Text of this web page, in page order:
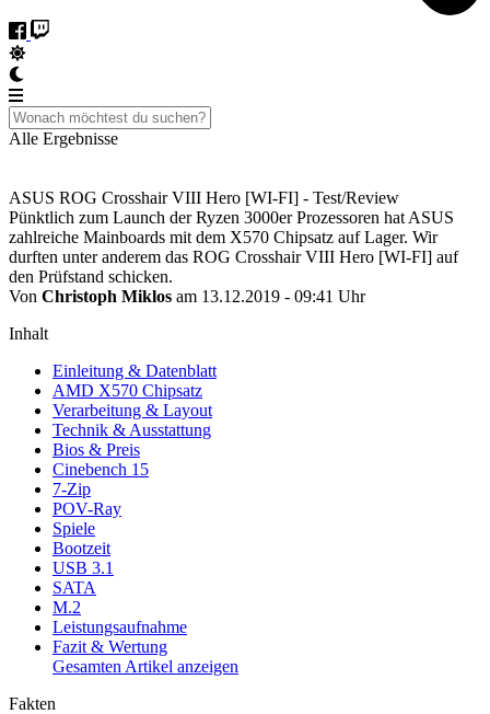
Alle Ergebnisse
ASUS ROG Crosshair VIII Hero [WI-FI] - Test/Review
Pünktlich zum Launch der Ryzen 3000er Prozessoren hat ASUS
zahlreiche Mainboards mit dem X570 Chipsatz auf Lager. Wir
durften unter anderem das ROG Crosshair VIII Hero [WI-FI] auf
den Prüfstand schicken.
Von Christoph Miklos am 13.12.2019 - 09:41 Uhr
Inhalt
Einleitung & Datenblatt
AMD X570 Chipsatz
Verarbeitung & Layout
Technik & Ausstattung
Bios & Preis
Cinebench 15
7-Zip
POV-Ray
Spiele
Bootzeit
USB 3.1
SATA
M.2
Leistungsaufnahme
Fazit & Wertung
Gesamten Artikel anzeigen
Fakten